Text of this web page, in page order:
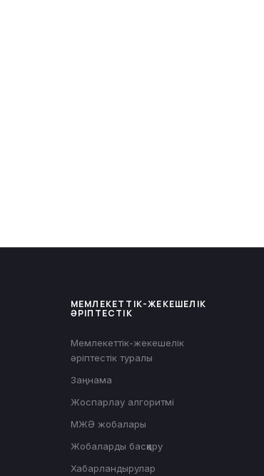
МЕМЛЕКЕТТІК-ЖЕКЕШЕЛІК
ӘРІПТЕСТІК
Мемлекеттік-жекешелік
әріптестік туралы
Заңнама
Жоспарлау алгоритмі
МЖӘ жобалары
Жобаларды басқару
Хабарландырулар